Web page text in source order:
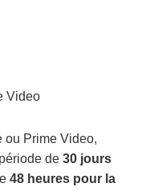
Video
ou Prime Video,
de 30 jours
48 heures pour la